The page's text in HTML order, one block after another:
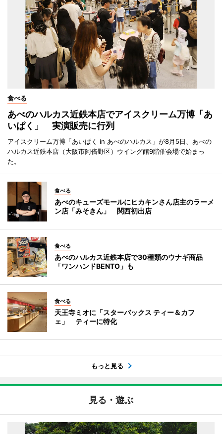
食べる
あべのハルカス近鉄本店でアイスクリーム万博「あ
いぱく」 実演販売に行列
アイスクリーム万博「あいぱく in あべのハルカス」が8月5日、あべの
ハルカス近鉄本店（大阪市阿倍野区）ウイング館9階催会場で始まっ
た。
食べる
あべのキューズモールにヒカキンさん店主のラーメ
ン店「みそきん」 関西初出店
食べる
あべのハルカス近鉄本店で30種類のウナギ商品
「ワンハンドBENTO」も
食べる
天王寺ミオに「スターバックス ティー＆カフ
ェ」 ティーに特化
もっと見る
見る・遊ぶ